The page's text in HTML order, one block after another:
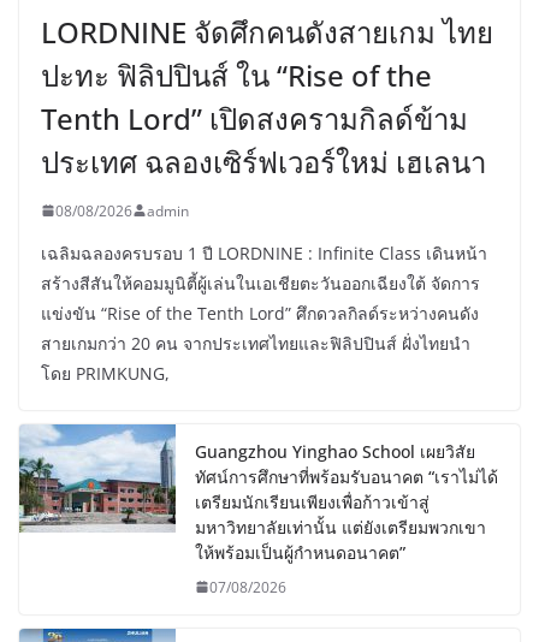
LORDNINE จัดศึกคนดังสายเกม ไทย
ปะทะ ฟิลิปปินส์ ใน “Rise of the
Tenth Lord” เปิดสงครามกิลด์ข้าม
ประเทศ ฉลองเซิร์ฟเวอร์ใหม่ เฮเลนา
08/08/2026 admin
เฉลิมฉลองครบรอบ 1 ปี LORDNINE : Infinite Class เดินหน้า
สร้างสีสันให้คอมมูนิตี้ผู้เล่นในเอเชียตะวันออกเฉียงใต้ จัดการ
แข่งขัน “Rise of the Tenth Lord” ศึกดวลกิลด์ระหว่างคนดัง
สายเกมกว่า 20 คน จากประเทศไทยและฟิลิปปินส์ ฝั่งไทยนำ
โดย PRIMKUNG,
Guangzhou Yinghao School เผยวิสัย
ทัศน์การศึกษาที่พร้อมรับอนาคต “เราไม่ได้
เตรียมนักเรียนเพียงเพื่อก้าวเข้าสู่
มหาวิทยาลัยเท่านั้น แต่ยังเตรียมพวกเขา
ให้พร้อมเป็นผู้กำหนดอนาคต”
07/08/2026